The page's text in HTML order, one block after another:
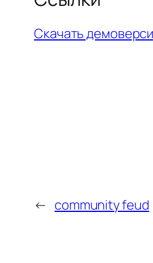
Скачать
← community feud